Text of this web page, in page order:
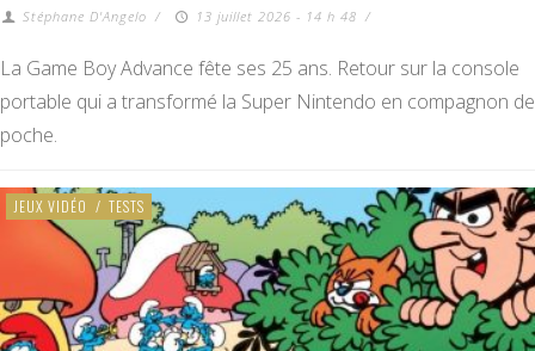
Stéphane D'Angelo / 13 juillet 2026 - 14 h 48 /
La Game Boy Advance fête ses 25 ans. Retour sur la console
portable qui a transformé la Super Nintendo en compagnon de
poche.
JEUX VIDÉO / TESTS